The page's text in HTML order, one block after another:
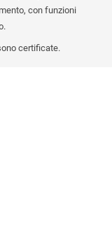
con funzioni
certificate.